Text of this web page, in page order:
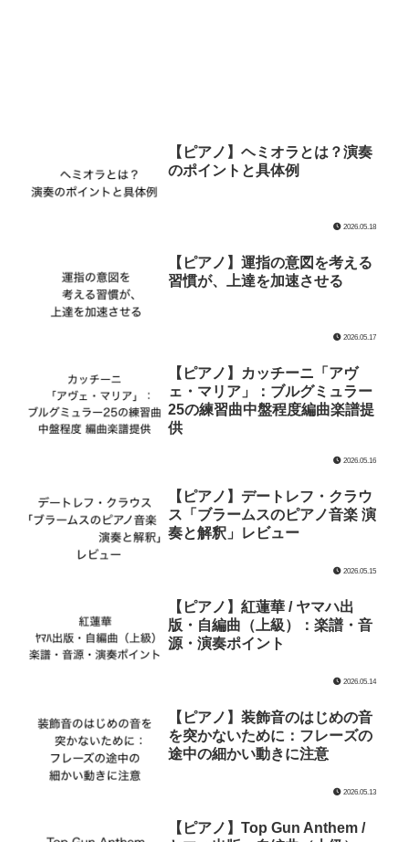
【ピアノ】ヘミオラとは？演奏
のポイントと具体例
2026.05.18
【ピアノ】運指の意図を考える
習慣が、上達を加速させる
2026.05.17
【ピアノ】カッチーニ「アヴ
ェ・マリア」：ブルグミュラー
25の練習曲中盤程度編曲楽譜提
供
2026.05.16
【ピアノ】デートレフ・クラウ
ス「ブラームスのピアノ音楽 演
奏と解釈」レビュー
2026.05.15
【ピアノ】紅蓮華 / ヤマハ出
版・自編曲（上級）：楽譜・音
源・演奏ポイント
2026.05.14
【ピアノ】装飾音のはじめの音
を突かないために：フレーズの
途中の細かい動きに注意
2026.05.13
【ピアノ】Top Gun Anthem /